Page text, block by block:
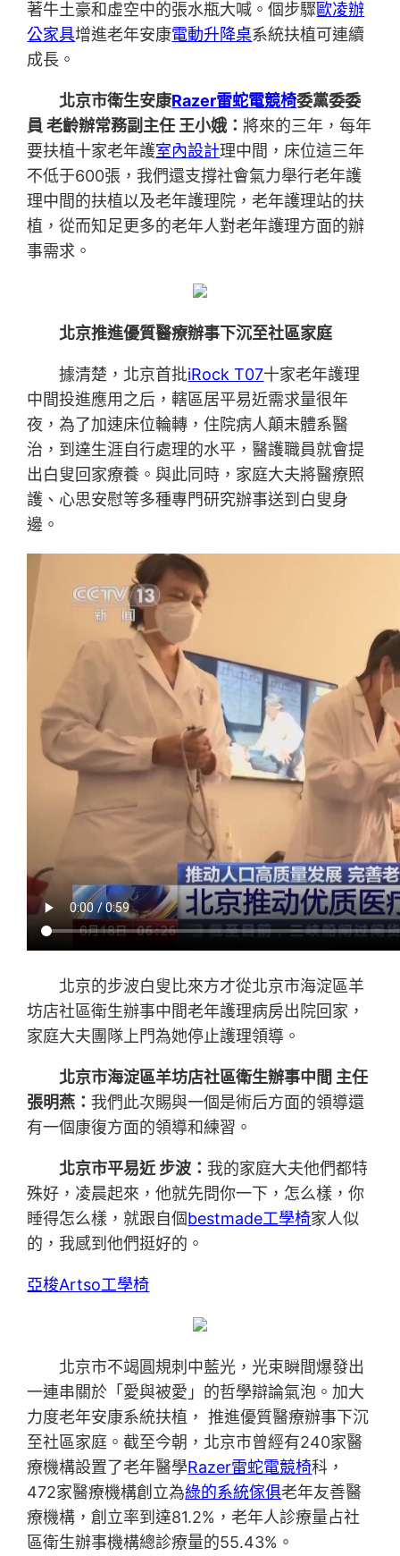
著牛土豪和虛空中的張水瓶大喊。個步驟歐凌辦
公家具增進老年安康電動升降桌系統扶植可連續
成長。
北京市衛生安康Razer雷蛇電競椅委黨委委
員 老齡辦常務副主任 王小娥：將來的三年，每年
要扶植十家老年護室內設計理中間，床位這三年
不低于600張，我們還支撐社會氣力舉行老年護
理中間的扶植以及老年護理院，老年護理站的扶
植，從而知足更多的老年人對老年護理方面的辦
事需求。
北京推進優質醫療辦事下沉至社區家庭
據清楚，北京首批iRock T07十家老年護理
中間投進應用之后，轄區居平易近需求量很年
夜，為了加速床位輪轉，住院病人顛末體系醫
治，到達生涯自行處理的水平，醫護職員就會提
出白叟回家療養。與此同時，家庭大夫將醫療照
護、心思安慰等多種專門研究辦事送到白叟身
邊。
北京的步波白叟比來方才從北京市海淀區羊
坊店社區衛生辦事中間老年護理病房出院回家，
家庭大夫團隊上門為她停止護理領導。
北京市海淀區羊坊店社區衛生辦事中間 主任
張明燕： 我們此次賜與一個是術后方面的領導還
有一個康復方面的領導和練習。
北京市平易近 步波： 我的家庭大夫他們都特
殊好，凌晨起來，他就先問你一下，怎么樣，你
睡得怎么樣，就跟自個bestmade工學椅家人似
的，我感到他們挺好的。
亞梭Artso工學椅
北京市不竭圓規刺中藍光，光束瞬間爆發出
一連串關於「愛與被愛」的哲學辯論氣泡。加大
力度老年安康系統扶植， 推進優質醫療辦事下沉
至社區家庭。截至今朝，北京市曾經有240家醫
療機構設置了老年醫學Razer雷蛇電競椅科，
472家醫療機構創立為綠的系統傢俱老年友善醫
療機構，創立率到達81.2%，老年人診療量占社
區衛生辦事機構總診療量的55.43%。